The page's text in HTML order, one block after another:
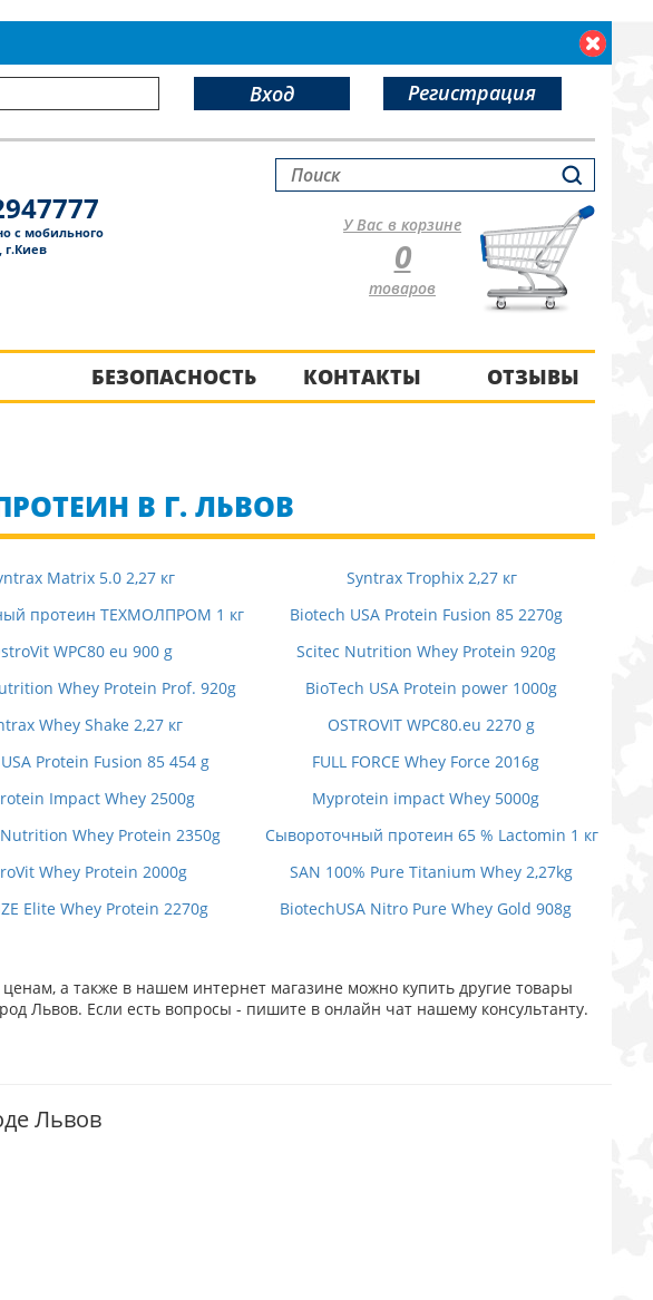
Вход Регистрация
с мобильного
г.Киев
У Вас в корзине
0
товаров
БЕЗОПАСНОСТЬ КОНТАКТЫ ОТЗЫВЫ
В Г. ЛЬВОВ
Matrix 5.0 2,27 кг
Syntrax Trophix 2,27 кг
протеин ТЕХМОЛПРОМ 1 кг
Biotech USA Protein Fusion 85 2270g
WPC80 eu 900 g
Scitec Nutrition Whey Protein 920g
Whey Protein Prof. 920g
BioTech USA Protein power 1000g
Whey Shake 2,27 кг
OSTROVIT WPC80.eu 2270 g
Protein Fusion 85 454 g
FULL FORCE Whey Force 2016g
Impact Whey 2500g
Myprotein impact Whey 5000g
Whey Protein 2350g
Сывороточный протеин 65 % Lactomin 1 кг
Whey Protein 2000g
SAN 100% Pure Titanium Whey 2,27kg
Elite Whey Protein 2270g BiotechUSA Nitro Pure Whey Gold 908g
а также в нашем интернет магазине можно купить другие товары
Львов. Если есть вопросы - пишите в онлайн чат нашему консультанту.
Львов